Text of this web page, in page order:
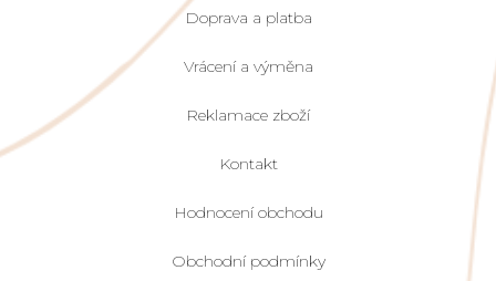
Doprava a platba
Vrácení a výměna
Reklamace zboží
Kontakt
Hodnocení obchodu
Obchodní podmínky